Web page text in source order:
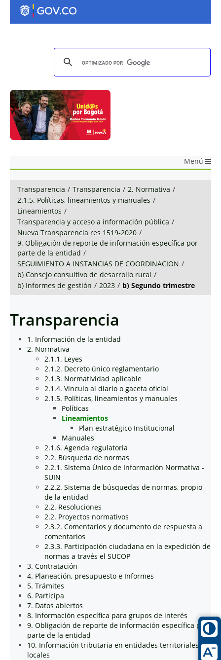
Menú
Transparencia / Transparencia / 2. Normativa /
2.1.5. Políticas, lineamientos y manuales /
Lineamientos /
Transparencia y acceso a información pública /
Nueva Transparencia res 1519-2020 /
9. Obligación de reporte de información específica por
parte de la entidad /
SEGUIMIENTO A INSTANCIAS DE COORDINACION /
b) Consejo consultivo de desarrollo rural /
b) Informes de gestión / 2023 / b) Segundo trimestre
Transparencia
1. Información de la entidad
2. Normativa
2.1.1. Leyes
2.1.2. Decreto único reglamentario
2.1.3. Normatividad aplicable
2.1.4. Vínculo al diario o gaceta oficial
2.1.5. Políticas, lineamientos y manuales
Políticas
Lineamientos
Plan estratégico Institucional
Manuales
2.1.6. Agenda regulatoria
2.2. Búsqueda de normas
2.2.1. Sistema Único de Información Normativa -
SUIN
2.2.2. Sistema de búsquedas de normas, propio
de la entidad
2.2. Resoluciones
2.2. Proyectos normativos
2.3.2. Comentarios y documento de respuesta a
comentarios
2.3.3. Participación ciudadana en la expedición de
normas a través el SUCOP
3. Contratación
4. Planeación, presupuesto e Informes
5. Trámites
6. Participa
7. Datos abiertos
8. Información específica para grupos de interés
9. Obligación de reporte de información específica por
parte de la entidad
10. Información tributaria en entidades territoriales
locales